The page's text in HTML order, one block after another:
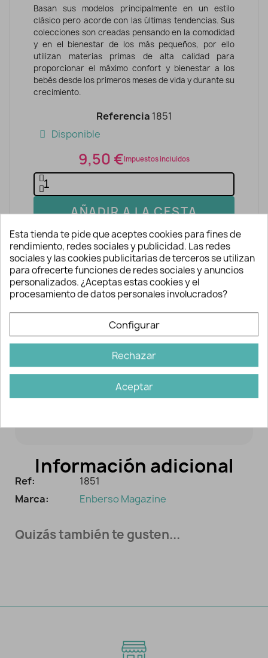
Basan sus modelos principalmente en un estilo
clásico pero acorde con las últimas tendencias. Sus
colecciones son creadas pensando en la comodidad
y en el bienestar de los más pequeños, por ello
utilizan materias primas de alta calidad para
proporcionar el máximo confort y bienestar a los
bebés desde los primeros meses de vida y durante su
crecimiento.
Referencia 1851
Disponible
9,50 €Impuestos incluidos
AÑADIR A LA CESTA
Descripción y detalles
Revista de punto para tejer -
Enberso Magazine nº9
NOTA: en las imágenes se muestran
Información adicional
Ref:
1851
Marca:
Enberso Magazine
Quizás también te gusten...
Esta tienda te pide que aceptes cookies para fines de
rendimiento, redes sociales y publicidad. Las redes
sociales y las cookies publicitarias de terceros se utilizan
para ofrecerte funciones de redes sociales y anuncios
personalizados. ¿Aceptas estas cookies y el
procesamiento de datos personales involucrados?
Configurar
Rechazar
Aceptar